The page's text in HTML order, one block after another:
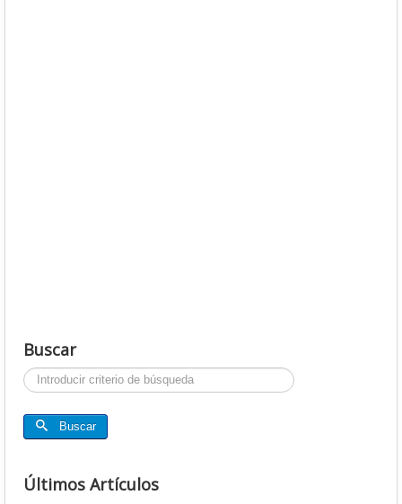
Buscar
Buscar...
Buscar
Últimos Artículos